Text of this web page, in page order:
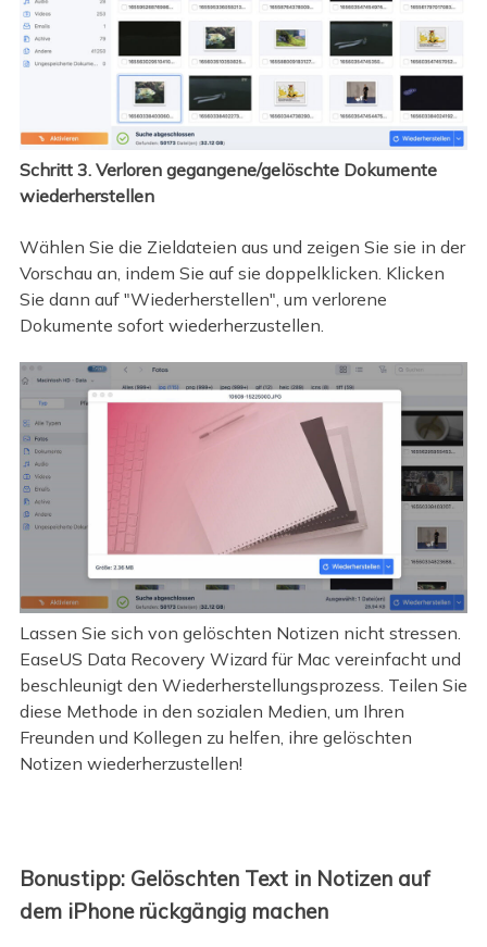
Schritt 3. Verloren gegangene/gelöschte Dokumente
wiederherstellen
Wählen Sie die Zieldateien aus und zeigen Sie sie in der
Vorschau an, indem Sie auf sie doppelklicken. Klicken
Sie dann auf "Wiederherstellen", um verlorene
Dokumente sofort wiederherzustellen.
Lassen Sie sich von gelöschten Notizen nicht stressen.
EaseUS Data Recovery Wizard für Mac vereinfacht und
beschleunigt den Wiederherstellungsprozess. Teilen Sie
diese Methode in den sozialen Medien, um Ihren
Freunden und Kollegen zu helfen, ihre gelöschten
Notizen wiederherzustellen!
Bonustipp: Gelöschten Text in Notizen auf
dem iPhone rückgängig machen